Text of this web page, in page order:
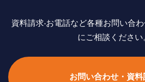
資料請求‧お電話など各種お問い合
にご相談ください
お問い合わせ・資料